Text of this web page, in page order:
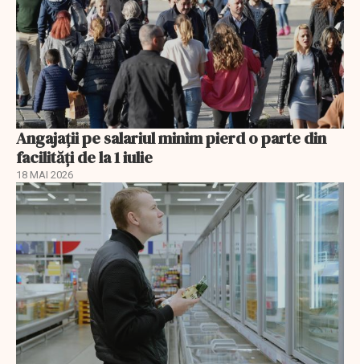
Angajații pe salariul minim pierd o parte din
facilități de la 1 iulie
18 MAI 2026